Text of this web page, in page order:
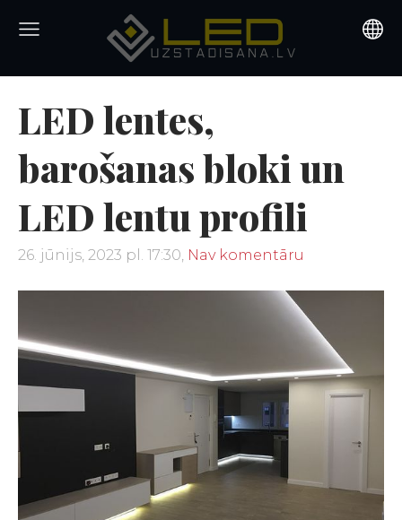
LED lentes,
barošanas bloki un
LED lentu profili
26. jūnijs, 2023 pl. 17:30, Nav komentāru